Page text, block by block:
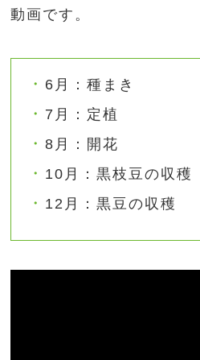
動画です。
6月：種まき
7月：定植
8月：開花
10月：黒枝豆の収穫
12月：黒豆の収穫